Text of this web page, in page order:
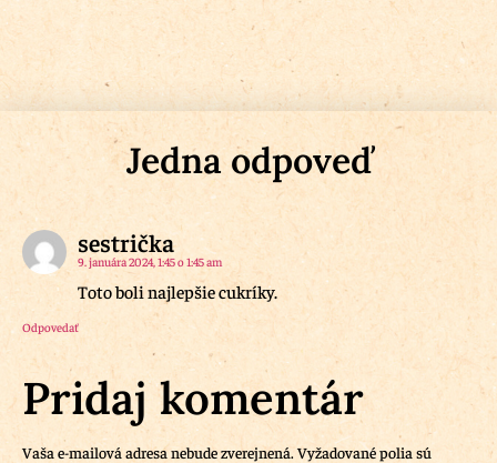
Jedna odpoveď
sestrička
9. januára 2024, 1:45 o 1:45 am
Toto boli najlepšie cukríky.
Odpovedať
Pridaj komentár
Vaša e-mailová adresa nebude zverejnená. Vyžadované polia sú